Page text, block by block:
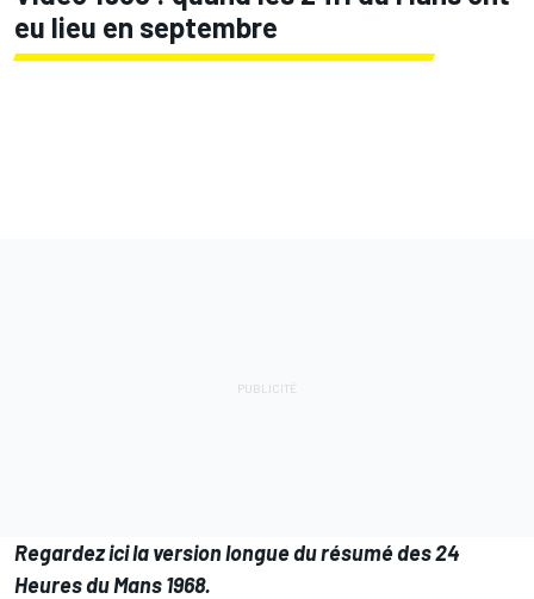
eu lieu en septembre
Regardez icila version longue du résumé des 24
Heures du Mans 1968.